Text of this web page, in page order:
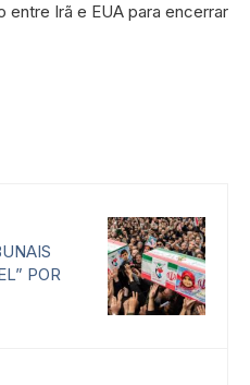
Irã e EUA para encerrar
POR